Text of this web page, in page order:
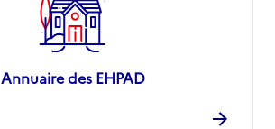
Annuaire des EHPAD